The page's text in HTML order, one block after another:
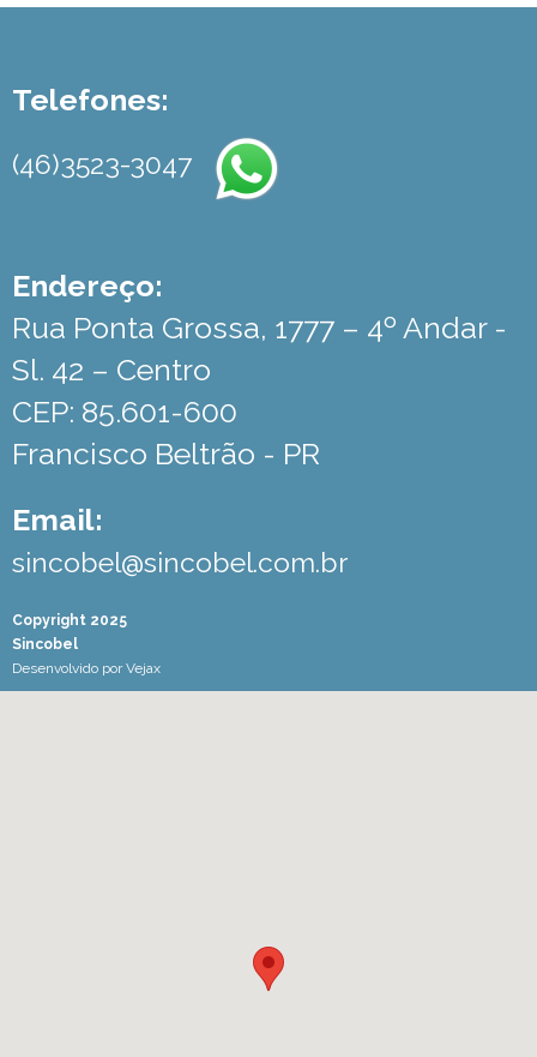
Telefones:
(46)3523-3047
Endereço:
Rua Ponta Grossa, 1777 – 4º Andar -
Sl. 42 – Centro
CEP: 85.601-600
Francisco Beltrão - PR
Email:
sincobel@sincobel.com.br
Copyright 2025
Sincobel
Desenvolvido porVejax